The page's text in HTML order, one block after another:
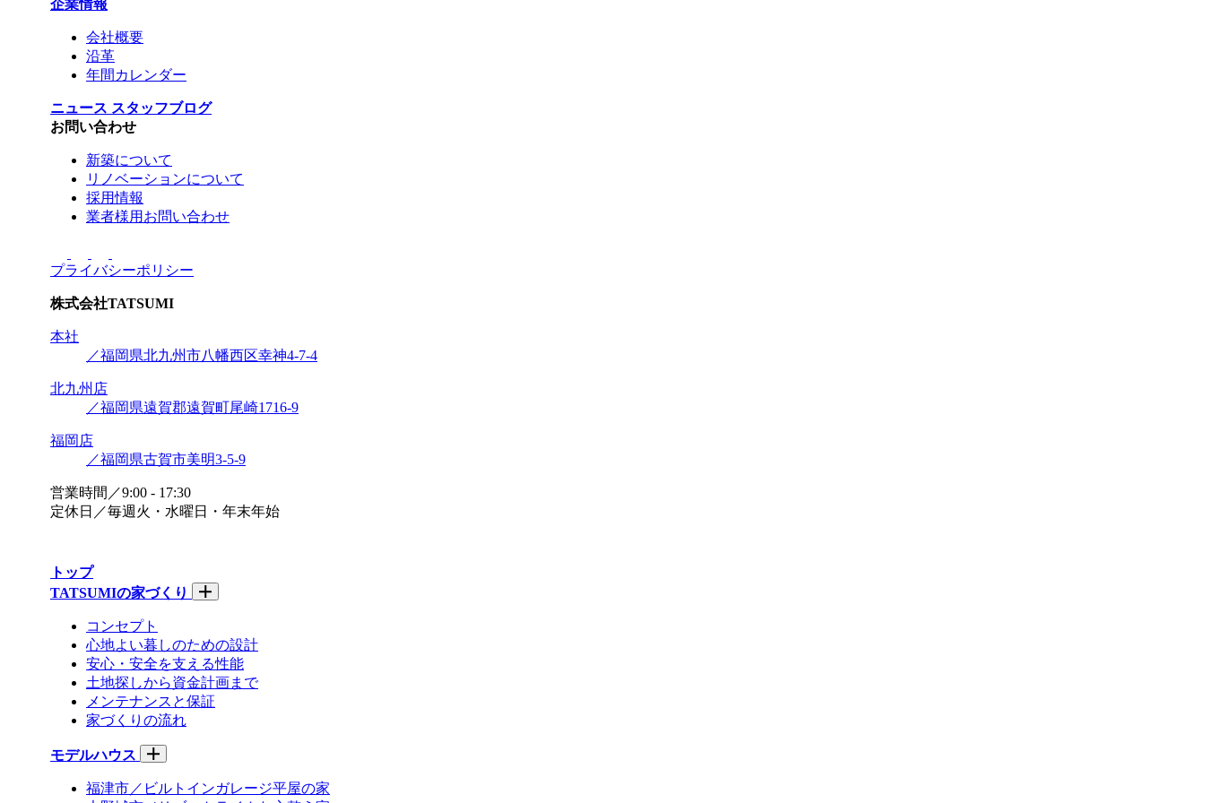
企業情報
会社概要
沿革
年間カレンダー
ニュース スタッフブログ
お問い合わせ
新築について
リノベーションについて
採用情報
業者様用お問い合わせ
プライバシーポリシー
株式会社TATSUMI
本社
／福岡県北九州市八幡西区幸神4-7-4
北九州店
／福岡県遠賀郡遠賀町尾崎1716-9
福岡店
／福岡県古賀市美明3-5-9
営業時間／9:00 - 17:30
定休日／毎週火・水曜日・年末年始
トップ
TATSUMIの家づくり
コンセプト
心地よい暮しのための設計
安心・安全を支える性能
土地探しから資金計画まで
メンテナンスと保証
家づくりの流れ
モデルハウス
福津市／ビルトインガレージ平屋の家